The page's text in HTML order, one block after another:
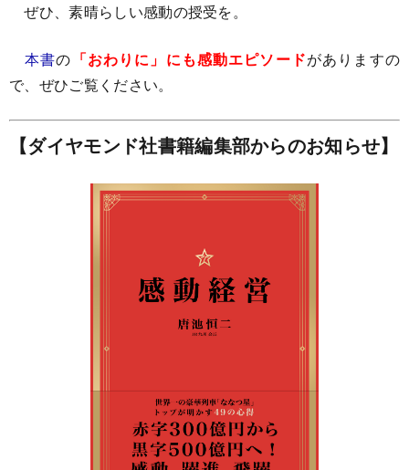
ぜひ、素晴らしい感動の授受を。
本書の 「おわりに」にも感動エピソードがありますの
で、ぜひご覧ください。
【ダイヤモンド社書籍編集部からのお知らせ】